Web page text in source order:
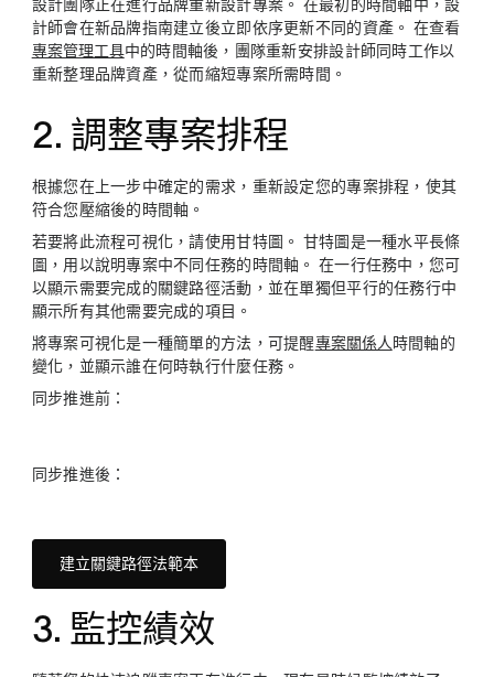
設計團隊正在進行品牌重新設計專案。 在最初的時間軸中，設
計師會在新品牌指南建立後立即依序更新不同的資產。 在查看
專案管理工具中的時間軸後，團隊重新安排設計師同時工作以
重新整理品牌資產，從而縮短專案所需時間。
2. 調整專案排程
根據您在上一步中確定的需求，重新設定您的專案排程，使其
符合您壓縮後的時間軸。
若要將此流程可視化，請使用甘特圖。 甘特圖是一種水平長條
圖，用以說明專案中不同任務的時間軸。 在一行任務中，您可
以顯示需要完成的關鍵路徑活動，並在單獨但平行的任務行中
顯示所有其他需要完成的項目。
將專案可視化是一種簡單的方法，可提醒專案關係人時間軸的
變化，並顯示誰在何時執行什麼任務。
同步推進前：
同步推進後：
建立關鍵路徑法範本
3. 監控績效